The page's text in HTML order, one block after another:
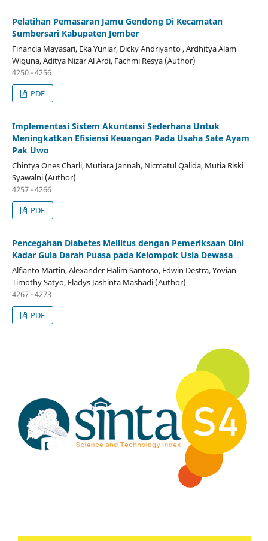
Pelatihan Pemasaran Jamu Gendong Di Kecamatan
Sumbersari Kabupaten Jember
Financia Mayasari, Eka Yuniar, Dicky Andriyanto , Ardhitya Alam
Wiguna, Aditya Nizar Al Ardi, Fachmi Resya (Author)
4250 - 4256
PDF
Implementasi Sistem Akuntansi Sederhana Untuk
Meningkatkan Efisiensi Keuangan Pada Usaha Sate Ayam
Pak Uwo
Chintya Ones Charli, Mutiara Jannah, Nicmatul Qalida, Mutia Riski
Syawalni (Author)
4257 - 4266
PDF
Pencegahan Diabetes Mellitus dengan Pemeriksaan Dini
Kadar Gula Darah Puasa pada Kelompok Usia Dewasa
Alfianto Martin, Alexander Halim Santoso, Edwin Destra, Yovian
Timothy Satyo, Fladys Jashinta Mashadi (Author)
4267 - 4273
PDF